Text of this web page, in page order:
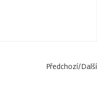
Předchozí/Další